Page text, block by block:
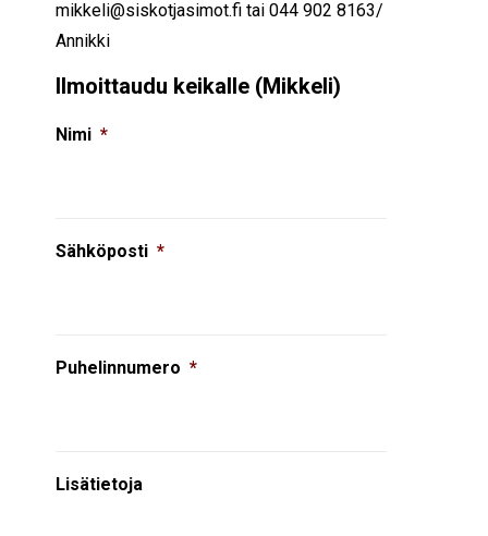
mikkeli@siskotjasimot.fi tai 044 902 8163/
Annikki
Ilmoittaudu keikalle (Mikkeli)
Nimi *
Sähköposti *
Puhelinnumero *
Lisätietoja